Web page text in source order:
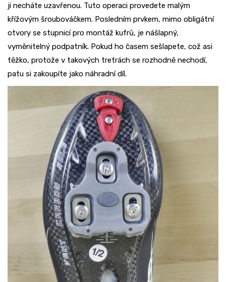
ji necháte uzavřenou. Tuto operaci provedete malým
křížovým šroubováčkem. Posledním prvkem, mimo obligátní
otvory se stupnicí pro montáž kufrů, je nášlapný,
vyměnitelný podpatník. Pokud ho časem sešlapete, což asi
těžko, protože v takových tretrách se rozhodně nechodí,
patu si zakoupíte jako náhradní díl.